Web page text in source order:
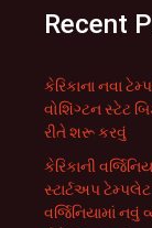
Recent
કેરિકાના નવા
વોશિંગ્ટન સ્ટેટ
રીતે શરૂ કરવું
કેરિકાની
સ્ટાર્ટઅપ
વર્જિનિયામાં નવું